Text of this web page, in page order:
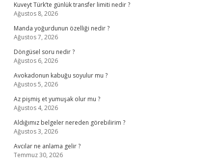
Kuveyt Türk’te günlük transfer limiti nedir ?
Ağustos 8, 2026
Manda yoğurdunun özelliği nedir ?
Ağustos 7, 2026
Döngüsel soru nedir ?
Ağustos 6, 2026
Avokadonun kabuğu soyulur mu ?
Ağustos 5, 2026
Az pişmiş et yumuşak olur mu ?
Ağustos 4, 2026
Aldığımız belgeler nereden görebilirim ?
Ağustos 3, 2026
Avcılar ne anlama gelir ?
Temmuz 30, 2026